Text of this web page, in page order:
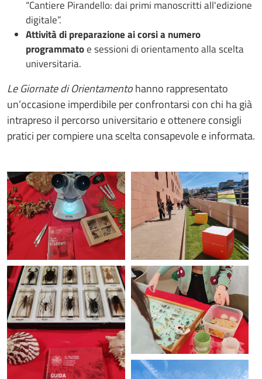
“Cantiere Pirandello: dai primi manoscritti all'edizione
digitale”.
Attività di preparazione ai corsi a numero
programmatoe sessioni di orientamento alla scelta
universitaria.
Le Giornate di Orientamentohanno rappresentato
un’occasione imperdibile per confrontarsi con chi ha già
intrapreso il percorso universitario e ottenere consigli
pratici per compiere una scelta consapevole e informata.